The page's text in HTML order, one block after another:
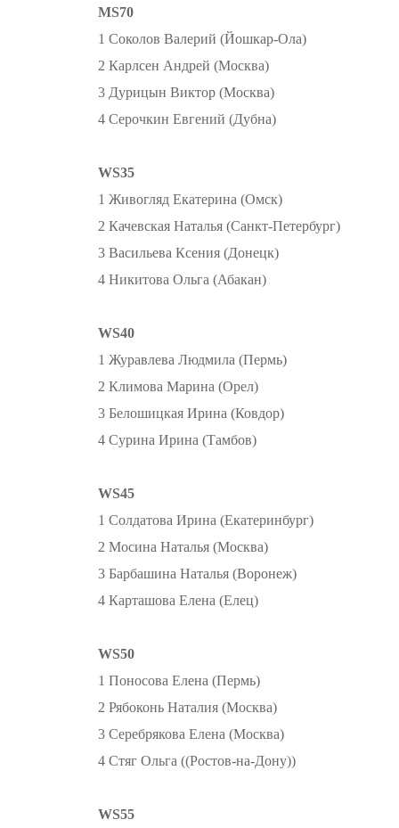
MS70
1 Соколов Валерий (Йошкар-Ола)
2 Карлсен Андрей (Москва)
3 Дурицын Виктор (Москва)
4 Серочкин Евгений (Дубна)
WS35
1 Живогляд Екатерина (Омск)
2 Качевская Наталья (Санкт-Петербург)
3 Васильева Ксения (Донецк)
4 Никитова Ольга (Абакан)
WS40
1 Журавлева Людмила (Пермь)
2 Климова Марина (Орел)
3 Белошицкая Ирина (Ковдор)
4 Сурина Ирина (Тамбов)
WS45
1 Солдатова Ирина (Екатеринбург)
2 Мосина Наталья (Москва)
3 Барбашина Наталья (Воронеж)
4 Карташова Елена (Елец)
WS50
1 Поносова Елена (Пермь)
2 Рябоконь Наталия (Москва)
3 Серебрякова Елена (Москва)
4 Стяг Ольга ((Ростов-на-Дону))
WS55